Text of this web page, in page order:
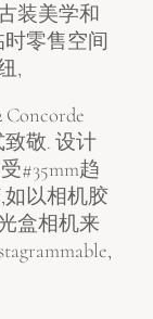
装美学和
零售空间
,
Concorde
致敬. 设计
#35mm趋
以相机胶
盒相机来